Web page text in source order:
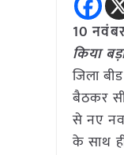
10
किया
जिला
बैठकर
से नए
के साथ